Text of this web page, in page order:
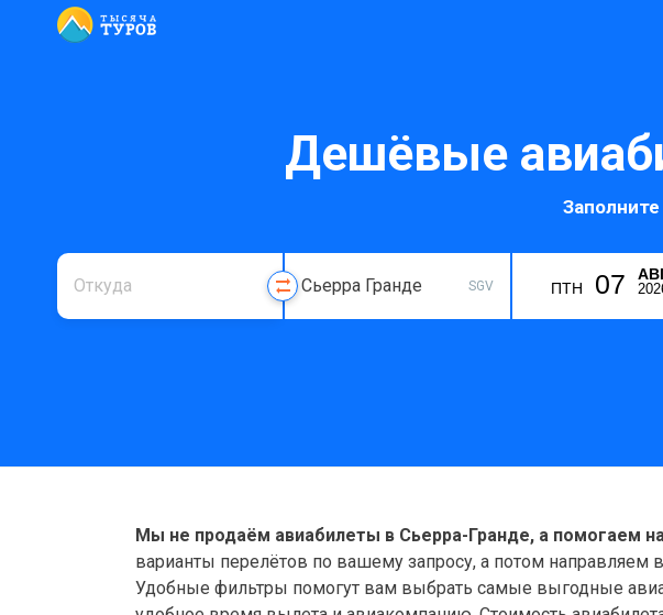
Дешёвые
SGV ПТН 07
Мы не продаём авиабилеты в Сьерра-Гранде, а помогаем
варианты перелётов по вашему запросу, а потом направляем
Удобные фильтры помогут вам выбрать самые выгодные